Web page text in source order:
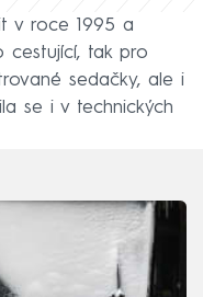
v roce 1995 a
cestující, tak pro
sedačky, ale i
se i v technických